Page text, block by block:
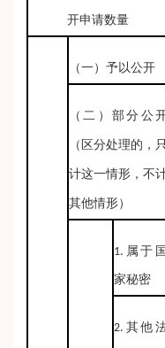
开申请数量
（一）予以公开
（二）部分公
（区分处理的，只
计这一情形，不
其他情形）
1.属于国
家秘密
2.其他